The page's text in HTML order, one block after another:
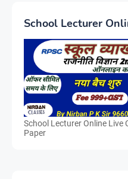
School Lecturer
School Lecturer Online Live
Paper